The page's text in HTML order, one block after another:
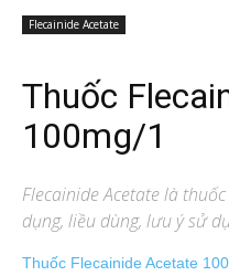
Flecainide Acetate
Thuốc
100mg/1
Flecainide Acetatelà
dụng, liều dùng, lưu ý sử
Thuốc Flecainide Acetate